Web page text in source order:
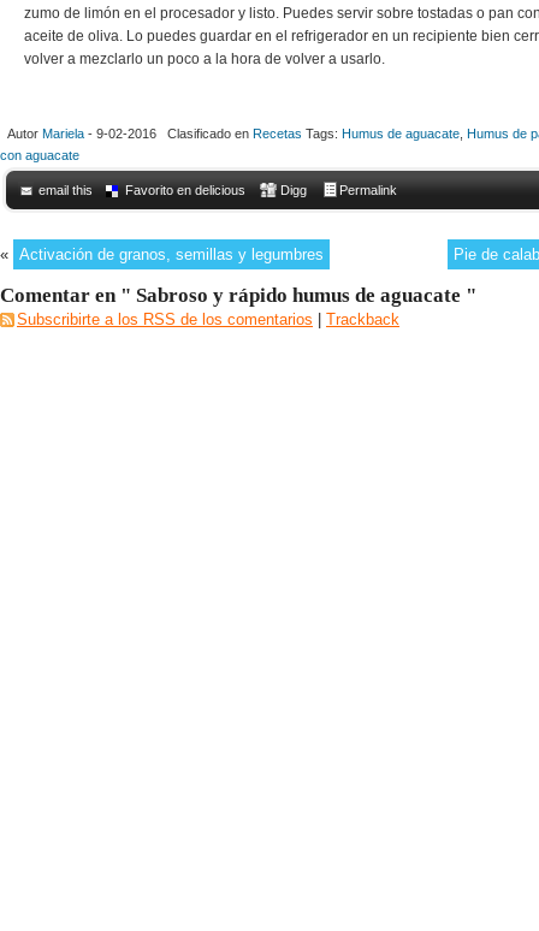
zumo de limón en el procesador y listo. Puedes servir sobre tostadas o pan
aceite de oliva. Lo puedes guardar en el refrigerador en un recipiente bien
volver a mezclarlo un poco a la hora de volver a usarlo.
Autor Mariela - 9-02-2016 Clasificado en Recetas Tags: Humus de aguacate Humus de
con aguacate
email this Favorito en delicious Digg Permalink
« Activación de granos, semillas y legumbres Pie de
Comentar en " Sabroso y rápido humus de aguacate "
Subscribirte a los RSS de los comentarios Trackback